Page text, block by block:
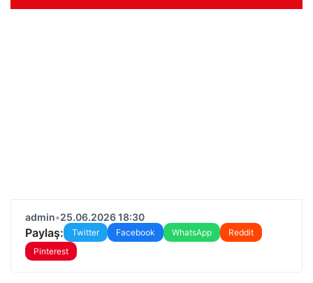
admin•25.06.2026 18:30
Paylaş: Twitter Facebook WhatsApp
Reddit
Pinterest